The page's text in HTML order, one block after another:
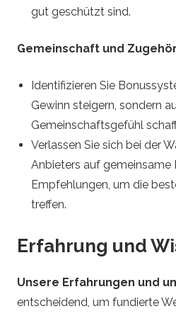
gut geschützt sind.
Gemeinschaft und
Identifizieren Sie
Gewinn steigern, sondern
Gemeinschaftsgefühl
Verlassen Sie sich bei der
Anbieters auf gemeinsame
Empfehlungen, um die
treffen.
Erfahrung und
Unsere Erfahrungen und
entscheidend, um fundierte